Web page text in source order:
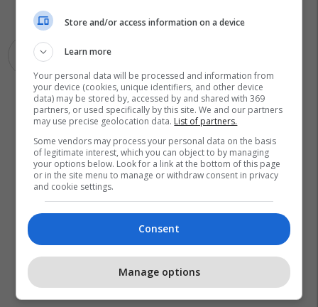
Zgjedhjet Lokale - Mk
Store and/or access information on a device
Learn more
Your personal data will be processed and information from
your device (cookies, unique identifiers, and other device
data) may be stored by, accessed by and shared with 369
partners, or used specifically by this site. We and our partners
may use precise geolocation data. List of partners.
Some vendors may process your personal data on the basis
of legitimate interest, which you can object to by managing
your options below. Look for a link at the bottom of this page
or in the site menu to manage or withdraw consent in privacy
and cookie settings.
Consent
Manage options